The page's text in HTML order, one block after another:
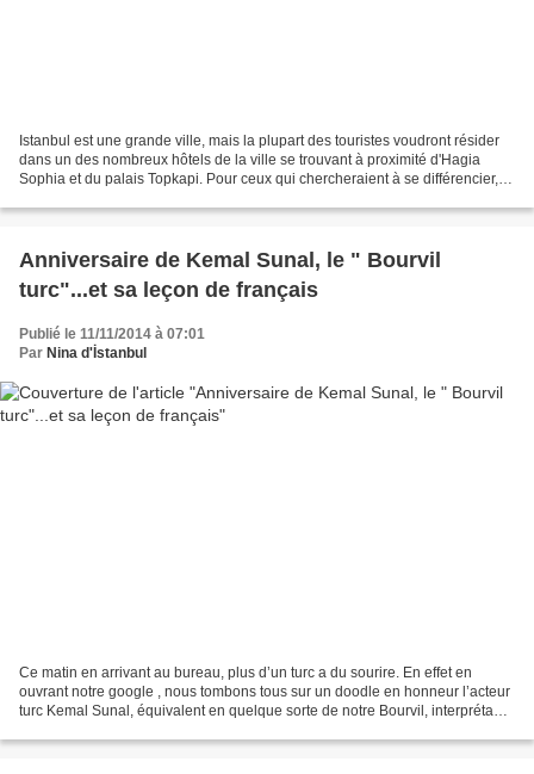
Istanbul est une grande ville, mais la plupart des touristes voudront résider
dans un des nombreux hôtels de la ville se trouvant à proximité d'Hagia
Sophia et du palais Topkapi. Pour ceux qui chercheraient à se différencier,
Anniversaire de Kemal Sunal, le " Bourvil
turc"...et sa leçon de français
Publié le 11/11/2014 à 07:01
Par Nina d'İstanbul
Ce matin en arrivant au bureau, plus d’un turc a du sourire. En effet en
ouvrant notre google , nous tombons tous sur un doodle en honneur l’acteur
turc Kemal Sunal, équivalent en quelque sorte de notre Bourvil, interprétant